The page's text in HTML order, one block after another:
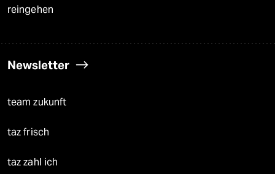
reingehen
Newsletter
team zukunft
taz frisch
taz zahl ich